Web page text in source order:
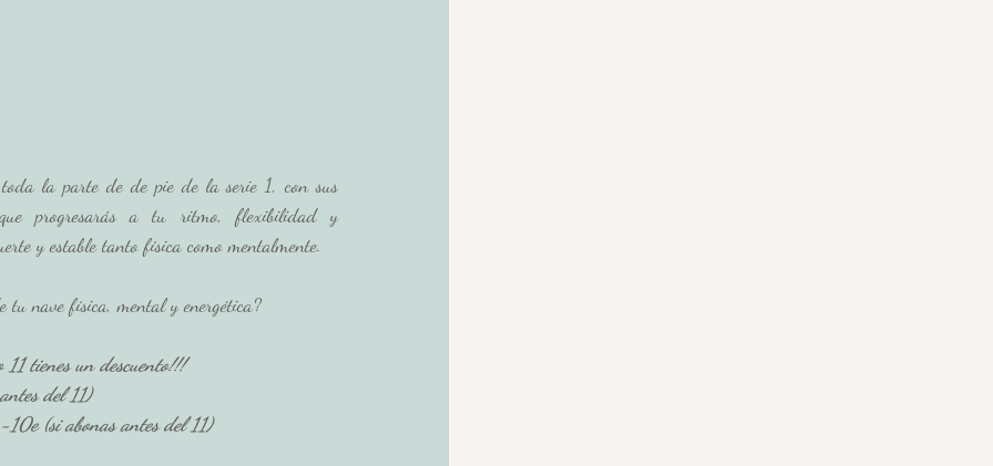
la parte de de pie de la serie 1, con sus
progresarás a tu ritmo, flexibilidad y
y estable tanto física como mentalmente.
tu nave física, mental y energética?
11 tienes un descuento!!!
del 11)
(si abonas antes del 11)